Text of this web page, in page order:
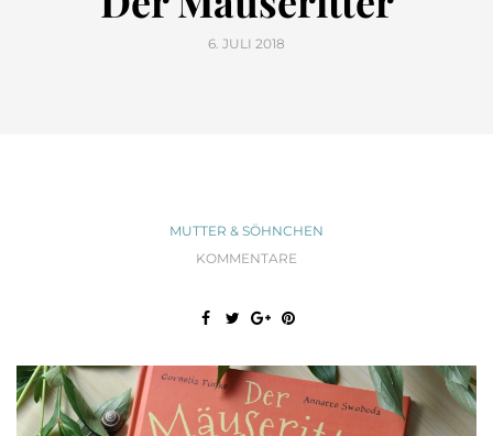
6. JULI 2018
MUTTER & SÖHNCHEN
KOMMENTARE